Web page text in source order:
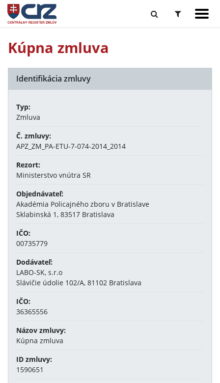
Kúpna zmluva
Identifikácia zmluvy
Typ:
Zmluva
Č. zmluvy:
APZ_ZM_PA-ETU-7-074-2014_2014
Rezort:
Ministerstvo vnútra SR
Objednávateľ:
Akadémia Policajného zboru v Bratislave
Sklabinská 1, 83517 Bratislava
IČO:
00735779
Dodávateľ:
LABO-SK, s.r.o
Slávičie údolie 102/A, 81102 Bratislava
IČO:
36365556
Názov zmluvy:
Kúpna zmluva
ID zmluvy:
1590651